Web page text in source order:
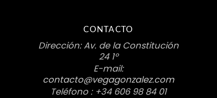
CONTACTO
Dirección: Av. de la Constitución
24 1º
E-mail:
contacto@vegagonzalez.com
Teléfono : +34 606 98 84 01